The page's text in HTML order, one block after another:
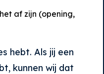
af zijn (opening,
hebt. Als jij een
kunnen wij dat